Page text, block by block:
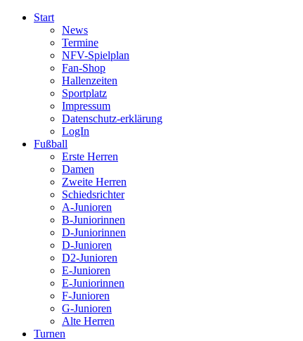
Start
News
Termine
NFV-Spielplan
Fan-Shop
Hallenzeiten
Sportplatz
Impressum
Datenschutz-erklärung
LogIn
Fußball
Erste Herren
Damen
Zweite Herren
Schiedsrichter
A-Junioren
B-Juniorinnen
D-Juniorinnen
D-Junioren
D2-Junioren
E-Junioren
E-Juniorinnen
F-Junioren
G-Junioren
Alte Herren
Turnen